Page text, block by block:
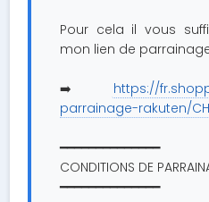
Pour cela il vous
mon lien de
➡️
https://
parrainage-rakuten/
━━━━━━━━━━━━━━
CONDITIONS DE
━━━━━━━━━━━━━━